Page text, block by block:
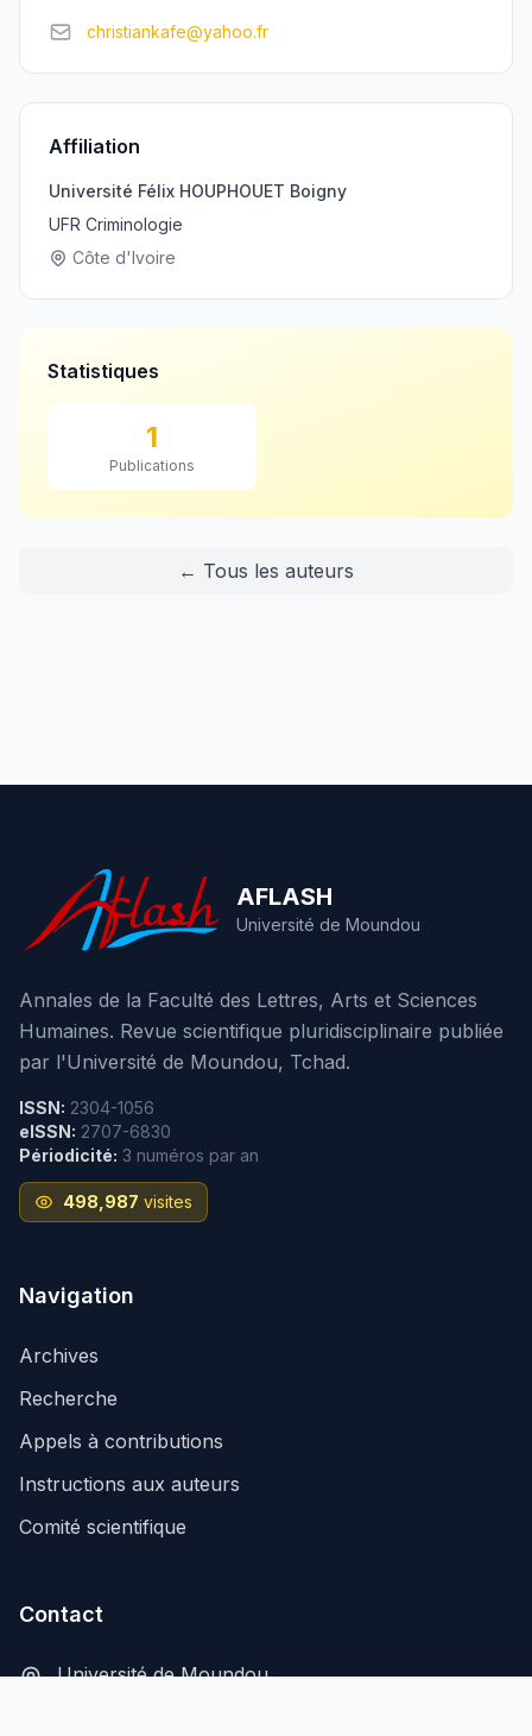
christiankafe@yahoo.fr
Affiliation
Université Félix HOUPHOUET Boigny
UFR Criminologie
Côte d'Ivoire
Statistiques
1
Publications
← Tous les auteurs
AFLASH
Université de Moundou
Annales de la Faculté des Lettres, Arts et Sciences
Humaines. Revue scientifique pluridisciplinaire publiée
par l'Université de Moundou, Tchad.
ISSN: 2304-1056
eISSN: 2707-6830
Périodicité: 3 numéros par an
498,987 visites
Navigation
Archives
Recherche
Appels à contributions
Instructions aux auteurs
Comité scientifique
Contact
Université de Moundou